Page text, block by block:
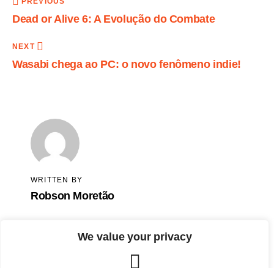
We value your privacy
Dead or Alive 6: A Evolução do Combate
NEXT
Wasabi chega ao PC: o novo fenômeno indie!
WRITTEN BY
Robson Moretão